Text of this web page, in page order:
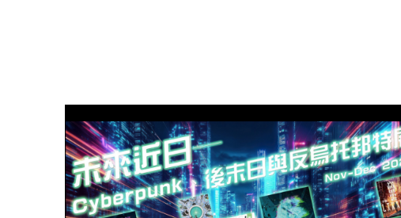
站